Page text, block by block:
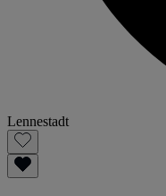
Lennestadt